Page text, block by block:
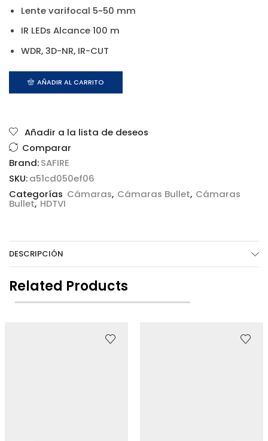
Lente varifocal 5~50 mm
IR LEDs Alcance 100 m
WDR, 3D-NR, IR-CUT
AÑADIR AL CARRITO
Añadir a la lista de deseos
Comparar
Brand:SAFIRE
SKU:a51cd050ef06
Categorías Cámaras, Cámaras Bullet, Cámaras
Bullet, HDTVI
DESCRIPCIÓN
Related Products